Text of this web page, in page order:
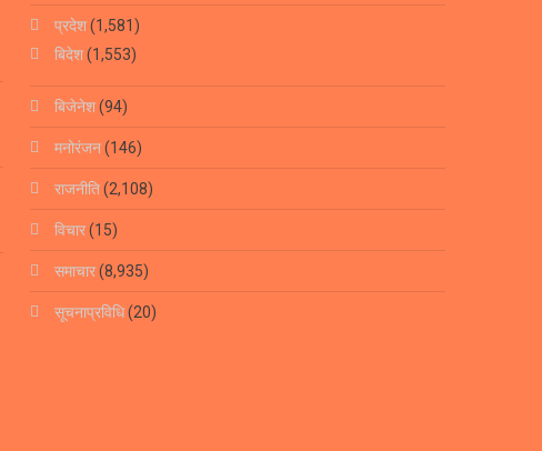
प्रदेश(1,581)
बिदेश(1,553)
बिजेनेश(94)
मनोरंजन(146)
राजनीति(2,108)
विचार(15)
समाचार(8,935)
सूचनाप्रविधि(20)